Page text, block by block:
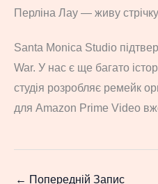
Перліна Лау — живу
Santa Monica Studio
War. У нас є ще багато
студія розробляє ремейк
для Amazon Prime Video
← Попередній Запис